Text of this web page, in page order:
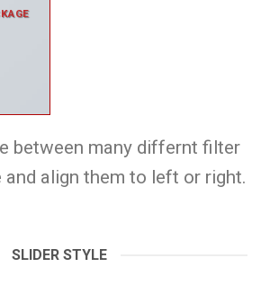
between many differnt filter
align them to left or right.
SLIDER STYLE